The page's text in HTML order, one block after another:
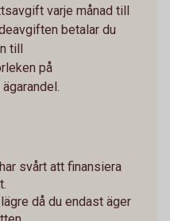
varje månad till
betalar du
till
på
svårt att finansiera
då du endast äger